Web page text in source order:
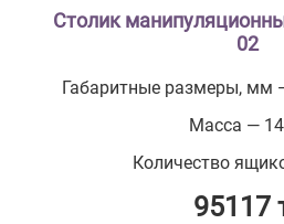
Столик
02
Габаритные размеры, мм
Масса —
Количество
95117